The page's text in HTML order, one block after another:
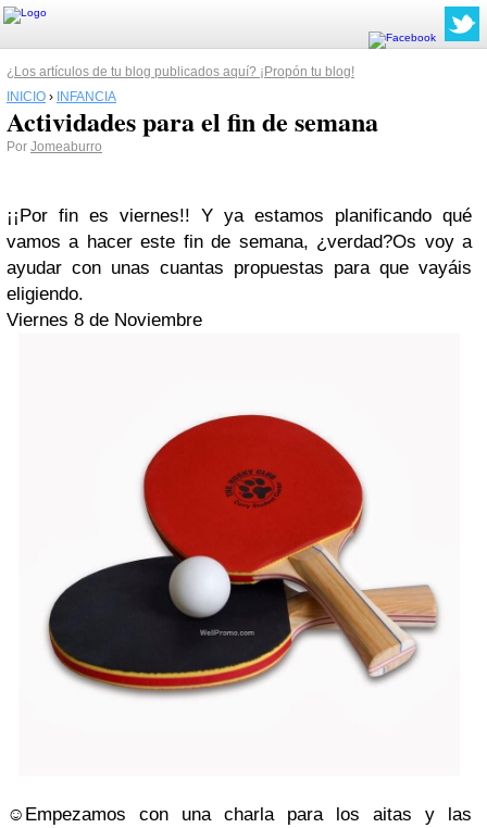
¿Los artículos de tu blog publicados aquí? ¡Propón tu blog!
INICIO › INFANCIA
Actividades para el fin de semana
Por Jomeaburro
¡¡Por fin es viernes!! Y ya estamos planificando qué
vamos a hacer este fin de semana, ¿verdad?Os voy a
ayudar con unas cuantas propuestas para que vayáis
eligiendo.
Viernes 8 de Noviembre
☺Empezamos con una charla para los aitas y las